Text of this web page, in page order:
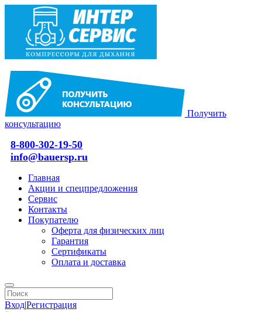
Получить
консультацию
8-800-302-19-50
info@bauersp.ru
Главная
Акции и спецпредложения
Сервис
Контакты
Покупателю
Оферта для физических лиц
Гарантия
Сертификаты
Оплата и доставка
Вход|Регистрация